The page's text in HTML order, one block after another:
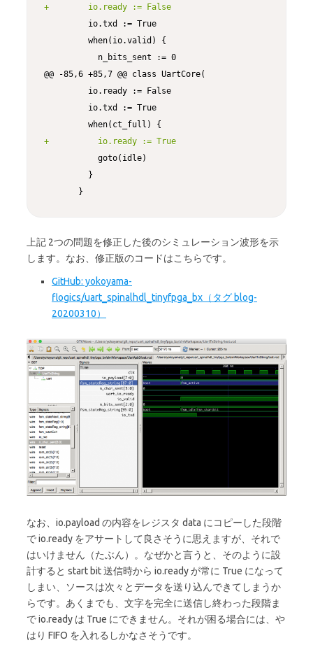
+        io.ready := False
         io.txd := True
         when(io.valid) {
           n_bits_sent := 0
@@ -85,6 +85,7 @@ class UartCore(
         io.ready := False
         io.txd := True
+          io.ready := True
           goto(idle)
         }
       }
上記 2つの問題を修正した後のシミュレーション波形を示
します。なお、修正版のコードはこちらです。
GitHub: yokoyama-
flogics/uart_spinalhdl_tinyfpga_bx（タグ blog-
20200310）
なお、io.payload の内容をレジスタ data にコピーした段階
で io.ready をアサートして良さそうに思えますが、それで
はいけません（たぶん）。なぜかと言うと、そのように設
計すると start bit 送信時から io.ready が常に True になって
しまい、ソースは次々とデータを送り込んできてしまうか
らです。あくまでも、文字を完全に送信し終わった段階ま
で io.ready は True にできません。それが困る場合には、や
はり FIFO を入れるしかなさそうです。